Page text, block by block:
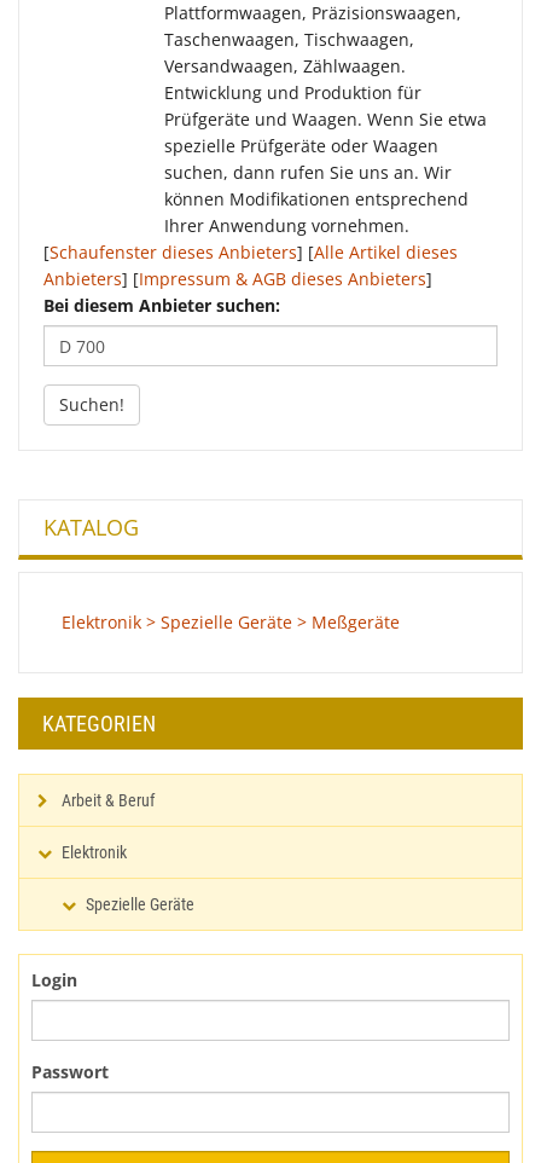
Plattformwaagen, Präzisionswaagen,
Taschenwaagen, Tischwaagen,
Versandwaagen, Zählwaagen.
Entwicklung und Produktion für
Prüfgeräte und Waagen. Wenn Sie etwa
spezielle Prüfgeräte oder Waagen
suchen, dann rufen Sie uns an. Wir
können Modifikationen entsprechend
Ihrer Anwendung vornehmen.
[Schaufenster dieses Anbieters] [Alle Artikel dieses
Anbieters] [Impressum & AGB dieses Anbieters]
Bei diesem Anbieter suchen:
Suchen!
KATALOG
Elektronik > Spezielle Geräte > Meßgeräte
KATEGORIEN
Arbeit & Beruf
Elektronik
Spezielle Geräte
Login
Passwort